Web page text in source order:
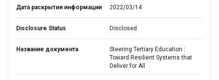
Дата раскрытия информации 2022/03/14
Disclosure Status Disclosed
Название документа
Steering Tertiary Education :
Toward Resilient Systems that
Deliver for All